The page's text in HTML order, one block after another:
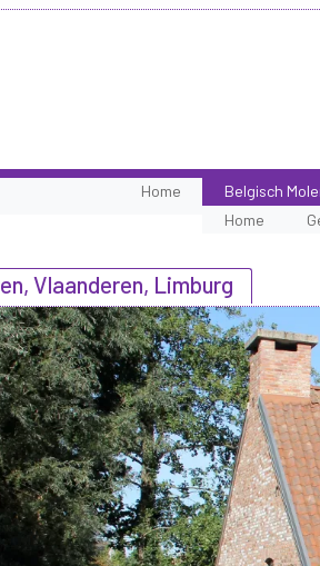
Home
Belgisch
Home
Vlaanderen, Limburg